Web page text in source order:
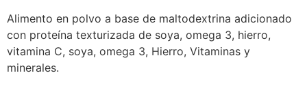
Alimento en polvo a base de maltodextrina adicionado
con proteína texturizada de soya, omega 3, hierro,
vitamina C, soya, omega 3, Hierro, Vitaminas y
minerales.